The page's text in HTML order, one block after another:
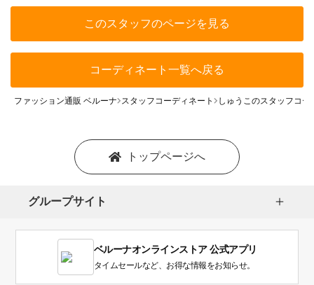
このスタッフのページを見る
コーディネート一覧へ戻る
ファッション通販 ベルーナ スタッフコーディネート しゅうこのスタッフコー
トップページへ
グループサイト
ベルーナオンラインストア 公式アプリ
タイムセールなど、お得な情報をお知らせ。